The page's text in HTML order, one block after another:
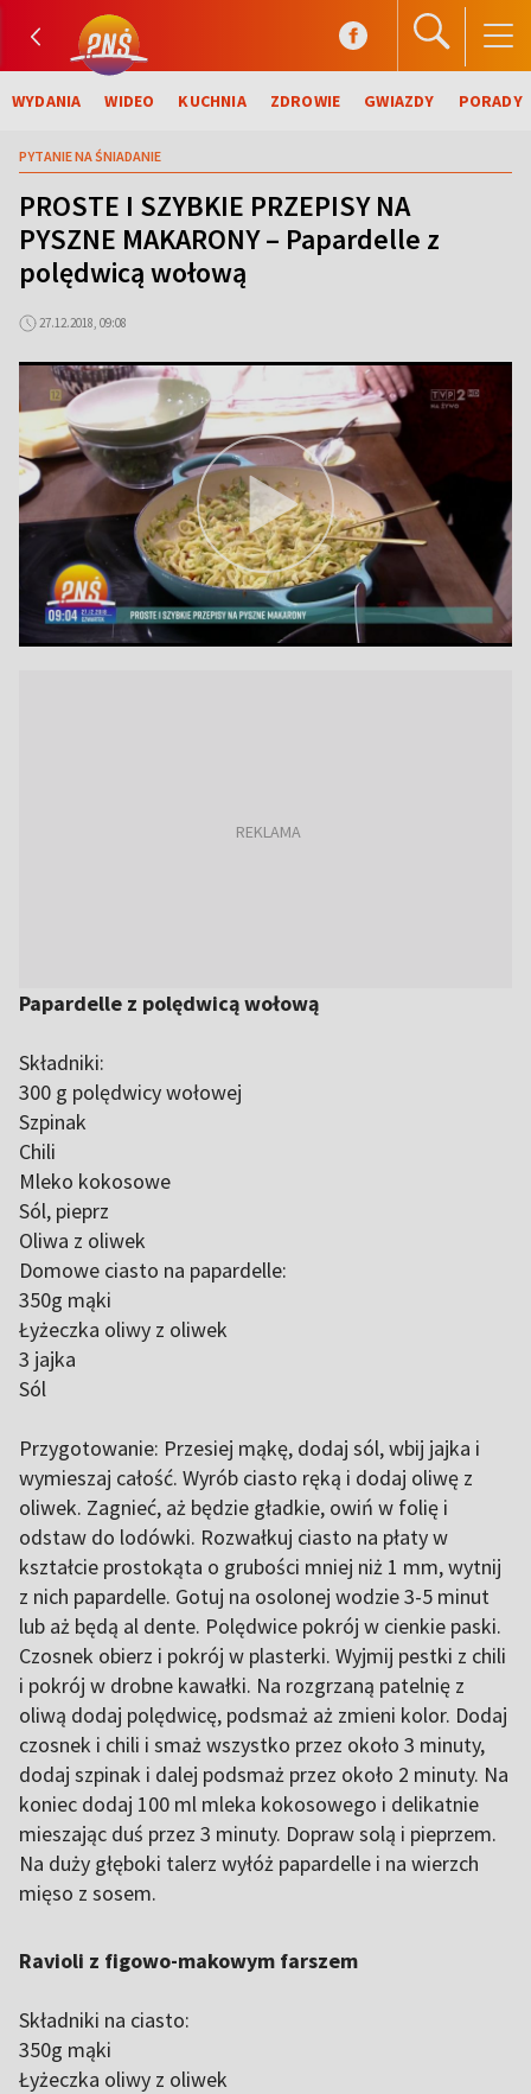
WYDANIA WIDEO KUCHNIA ZDROWIE GWIAZDY PORADY
PYTANIE NA ŚNIADANIE
PROSTE I SZYBKIE PRZEPISY NA
PYSZNE MAKARONY – Papardelle z
polędwicą wołową
27.12.2018, 09:08
Papardelle z polędwicą wołową
Składniki:
300 g polędwicy wołowej
Szpinak
Chili
Mleko kokosowe
Sól, pieprz
Oliwa z oliwek
Domowe ciasto na papardelle:
350g mąki
Łyżeczka oliwy z oliwek
3 jajka
Sól
Przygotowanie: Przesiej mąkę, dodaj sól, wbij jajka i
wymieszaj całość. Wyrób ciasto ręką i dodaj oliwę z
oliwek. Zagnieć, aż będzie gładkie, owiń w folię i
odstaw do lodówki. Rozwałkuj ciasto na płaty w
kształcie prostokąta o grubości mniej niż 1 mm, wytnij
z nich papardelle. Gotuj na osolonej wodzie 3-5 minut
lub aż będą al dente. Polędwice pokrój w cienkie paski.
Czosnek obierz i pokrój w plasterki. Wyjmij pestki z chili
i pokrój w drobne kawałki. Na rozgrzaną patelnię z
oliwą dodaj polędwicę, podsmaż aż zmieni kolor. Dodaj
czosnek i chili i smaż wszystko przez około 3 minuty,
dodaj szpinak i dalej podsmaż przez około 2 minuty. Na
koniec dodaj 100 ml mleka kokosowego i delikatnie
mieszając duś przez 3 minuty. Dopraw solą i pieprzem.
Na duży głęboki talerz wyłóż papardelle i na wierzch
mięso z sosem.
Ravioli z figowo-makowym farszem
Składniki na ciasto:
350g mąki
Łyżeczka oliwy z oliwek